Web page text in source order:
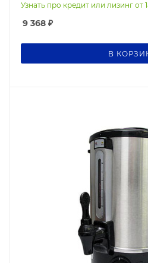
Узнать про кредит или лизинг от
9 368 ₽
В